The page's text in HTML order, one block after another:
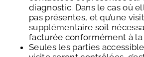
diagnostic. Dans le cas où
pas présentes, et qu’une
supplémentaire soit
facturée conformément à
Seules les parties